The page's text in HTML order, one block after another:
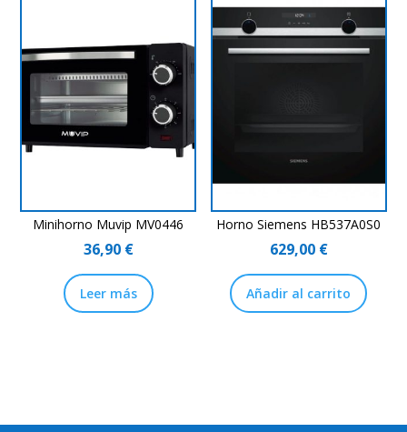
Minihorno Muvip MV0446
36,90 €
Leer más
Horno Siemens HB537A0S0
629,00 €
Añadir al carrito